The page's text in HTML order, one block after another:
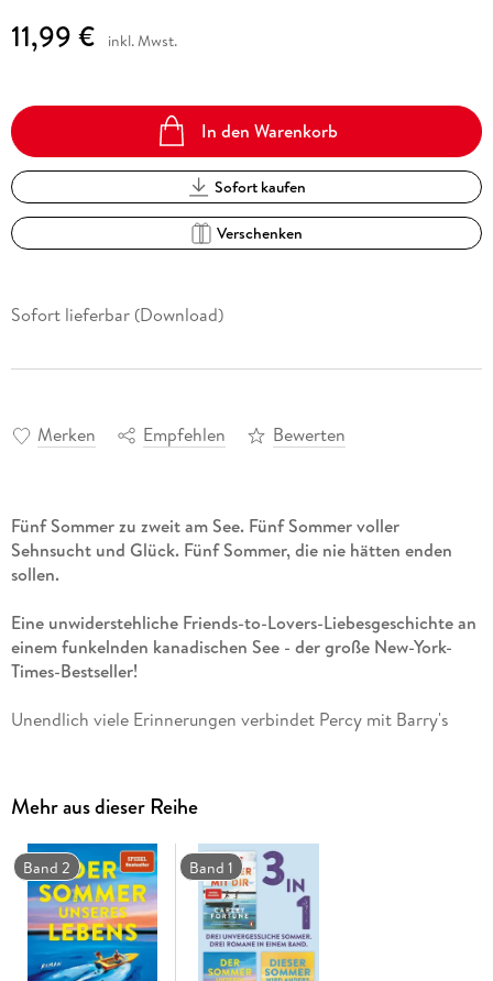
11,99 € inkl. Mwst.
In den Warenkorb
Sofort kaufen
Verschenken
Sofort lieferbar (Download)
Merken Empfehlen Bewerten
Fünf Sommer zu zweit am See. Fünf Sommer voller
Sehnsucht und Glück. Fünf Sommer, die nie hätten enden
sollen.
Eine unwiderstehliche Friends-to-Lovers-Liebesgeschichte an
einem funkelnden kanadischen See - der große New-York-
Times-Bestseller!
Unendlich viele Erinnerungen verbindet Percy mit Barry's
Sam unzertrennlich waren: Eisessen am Steg,
Wettschwimmen und Sternezählen am See. Doch die Sache
mit den Erinnerungen ist - sie gehören der Vergangenheit an.
Aber als Percy erfährt, dass Sams Mutter gestorben ist, kann
sie nicht anders, als sofort nach Barry's Bay zu fahren. Und
als sie Sam nach all der Zeit wiederbegegnet, ist plötzlich
alles wieder da: das ganze Glück und der ganze Schmerz -
Mehr aus dieser Reihe
Band 2 Band 1